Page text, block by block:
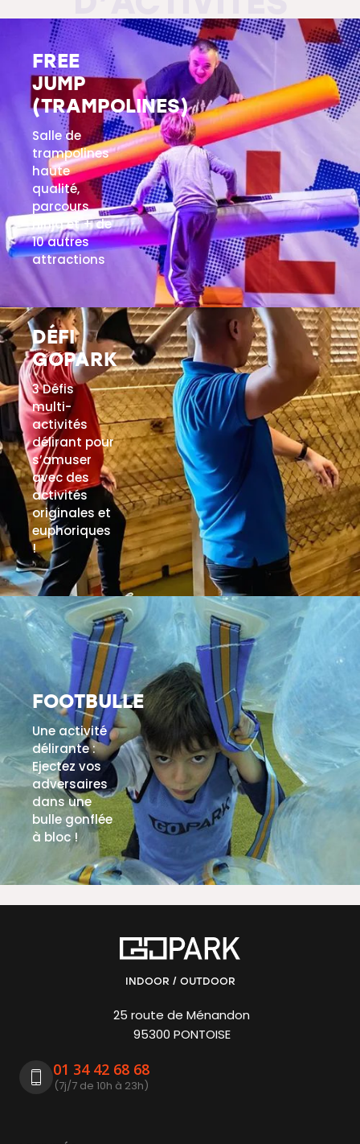
FREE
JUMP
(TRAMPOLINES)
Salle de
trampolines
haute
qualité,
parcours
ninja et + de
10 autres
attractions
EN SAVOIR PLUS
DÉFI
GOPARK
3 Défis
multi-
activités
délirant pour
s’amuser
avec des
activités
originales et
euphoriques
!
EN SAVOIR PLUS
FOOTBULLE
Une activité
délirante :
Ejectez vos
adversaires
dans une
bulle gonflée
à bloc !
EN SAVOIR PLUS
INDOOR / OUTDOOR
25 route de Ménandon
95300 PONTOISE
01 34 42 68 68
(7j/7 de 10h à 23h)